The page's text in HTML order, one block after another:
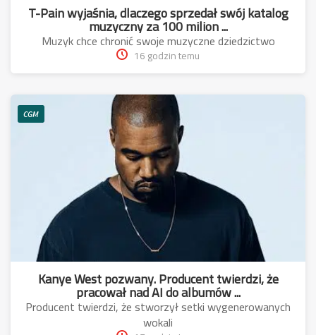
T-Pain wyjaśnia, dlaczego sprzedał swój katalog
muzyczny za 100 milion ...
Muzyk chce chronić swoje muzyczne dziedzictwo
16 godzin temu
CGM
Kanye West pozwany. Producent twierdzi, że
pracował nad AI do albumów ...
Producent twierdzi, że stworzył setki wygenerowanych
wokali